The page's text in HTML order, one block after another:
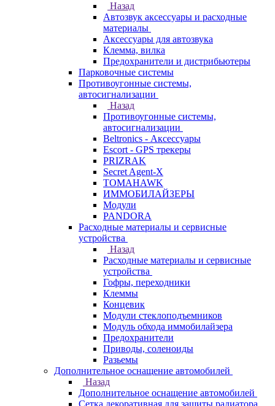
Назад
Автозвук аксессуары и расходные
материалы
Аксессуары для автозвука
Клемма, вилка
Предохранители и дистрибьютеры
Парковочные системы
Противоугонные системы,
автосигнализации
Назад
Противоугонные системы,
автосигнализации
Beltronics - Аксессуары
Escort - GPS трекеры
PRIZRAK
Secret Agent-X
TOMAHAWK
ИММОБИЛАЙЗЕРЫ
Модули
PANDORA
Расходные материалы и сервисные
устройства
Назад
Расходные материалы и сервисные
устройства
Гофры, переходники
Клеммы
Концевик
Модули стеклоподъемников
Модуль обхода иммобилайзера
Предохранители
Приводы, соленоиды
Разьемы
Дополнительное оснащение автомобилей
Назад
Дополнительное оснащение автомобилей
Сетка декоративная для защиты радиатора